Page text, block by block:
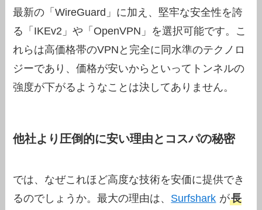
最新の「WireGuard」に加え、堅牢な安全性を誇
る「IKEv2」や「OpenVPN」を選択可能です。こ
れらは高価格帯のVPNと完全に同水準のテクノロ
ジーであり、価格が安いからといってトンネルの
強度が下がるようなことは決してありません。
他社より圧倒的に安い理由とコスパの秘密
では、なぜこれほど高度な技術を安価に提供でき
るのでしょうか。最大の理由は、 Surfshark が長